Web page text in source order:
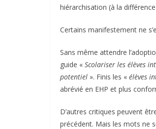
hiérarchisation (à la
Certains manifestement ne
Sans même attendre
guide « Scolariser les élèves
potentiel ». Finis les « élèves
abrévié en EHP et plus
D’autres critiques peuvent
précédent. Mais les mots ne